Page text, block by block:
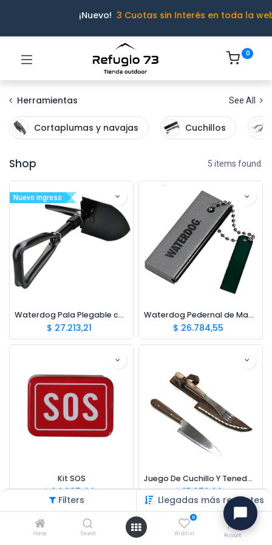
Filters Llegadas más recientes
Home Search
0
Wishlist Account
¡Nuevo! 3 Cuotas sin Interés en toda la
0
Herramientas See All
Cortaplumas y navajas Cuchillos
Shop 5 items found.
Nuevo ingreso
Waterdog Pala Plegable con Pico 47cm
$ 27.213,21
Waterdog Pedernal de Magnesio
$ 26.784,55
Kit SOS
$24.667,44
Juego De Cuchillo Y Tenedor Asado
$15.972,00
Ivo · Refugio 73
● En línea